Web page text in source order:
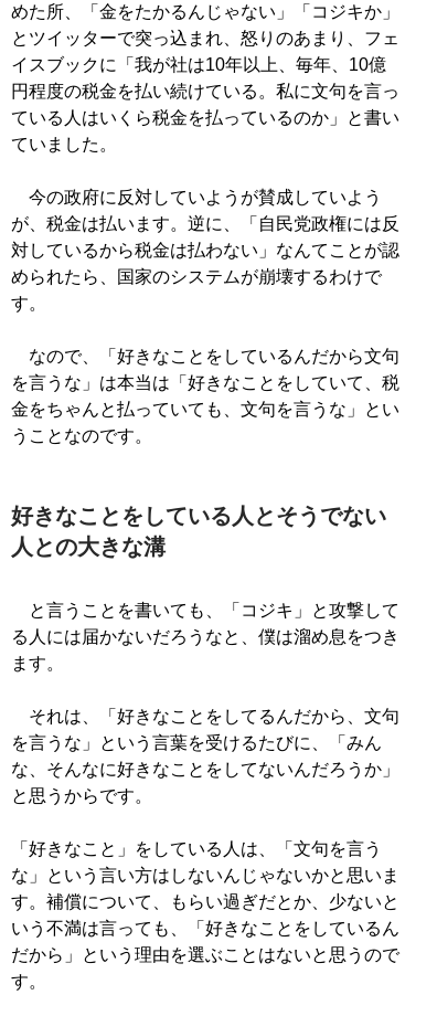
めた所、「金をたかるんじゃない」「コジキか」
とツイッターで突っ込まれ、怒りのあまり、フェ
イスブックに「我が社は10年以上、毎年、10億
円程度の税金を払い続けている。私に文句を言っ
ている人はいくら税金を払っているのか」と書い
ていました。
今の政府に反対していようが賛成していよう
が、税金は払います。逆に、「自民党政権には反
対しているから税金は払わない」なんてことが認
められたら、国家のシステムが崩壊するわけで
す。
なので、「好きなことをしているんだから文句
を言うな」は本当は「好きなことをしていて、税
金をちゃんと払っていても、文句を言うな」とい
うことなのです。
好きなことをしている人とそうでない
人との大きな溝
と言うことを書いても、「コジキ」と攻撃して
る人には届かないだろうなと、僕は溜め息をつき
ます。
それは、「好きなことをしてるんだから、文句
を言うな」という言葉を受けるたびに、「みん
な、そんなに好きなことをしてないんだろうか」
と思うからです。
「好きなこと」をしている人は、「文句を言う
な」という言い方はしないんじゃないかと思いま
す。補償について、もらい過ぎだとか、少ないと
いう不満は言っても、「好きなことをしているん
だから」という理由を選ぶことはないと思うので
す。